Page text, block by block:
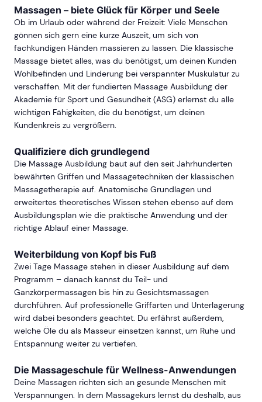
Massagen – biete Glück für Körper und Seele
Ob im Urlaub oder während der Freizeit: Viele Menschen
gönnen sich gern eine kurze Auszeit, um sich von
fachkundigen Händen massieren zu lassen. Die klassische
Massage bietet alles, was du benötigst, um deinen Kunden
Wohlbefinden und Linderung bei verspannter Muskulatur zu
verschaffen. Mit der fundierten Massage Ausbildung der
Akademie für Sport und Gesundheit (ASG) erlernst du alle
wichtigen Fähigkeiten, die du benötigst, um deinen
Kundenkreis zu vergrößern.
Qualifiziere dich grundlegend
Die Massage Ausbildung baut auf den seit Jahrhunderten
bewährten Griffen und Massagetechniken der klassischen
Massagetherapie auf. Anatomische Grundlagen und
erweitertes theoretisches Wissen stehen ebenso auf dem
Ausbildungsplan wie die praktische Anwendung und der
richtige Ablauf einer Massage.
Weiterbildung von Kopf bis Fuß
Zwei Tage Massage stehen in dieser Ausbildung auf dem
Programm – danach kannst du Teil- und
Ganzkörpermassagen bis hin zu Gesichtsmassagen
durchführen. Auf professionelle Griffarten und Unterlagerung
wird dabei besonders geachtet. Du erfährst außerdem,
welche Öle du als Masseur einsetzen kannst, um Ruhe und
Entspannung weiter zu vertiefen.
Die Massageschule für Wellness-Anwendungen
Deine Massagen richten sich an gesunde Menschen mit
Verspannungen. In dem Massagekurs lernst du deshalb, aus